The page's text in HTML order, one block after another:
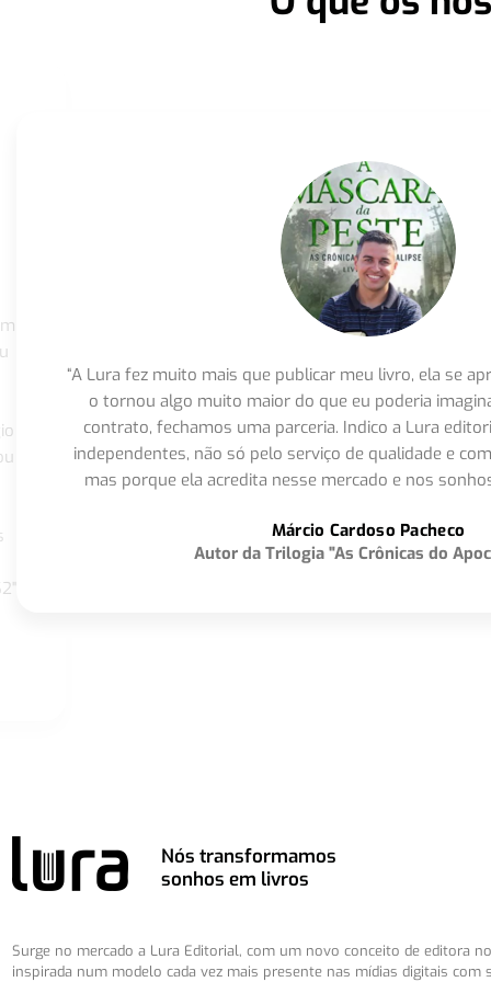
“A Lura fez muito mais que publicar meu livro, ela se
o tornou algo muito maior do que eu poderia
contrato, fechamos uma parceria. Indico a Lura
independentes, não só pelo serviço de qualidade e
mas porque ela acredita nesse mercado e nos
Márcio Cardoso Pacheco
Autor da Trilogia "As Crônicas do
Nós transformamos
sonhos em livros
Surge no mercado a Lura Editorial, com um novo conceito de editora
inspirada num modelo cada vez mais presente nas mídias digitais com